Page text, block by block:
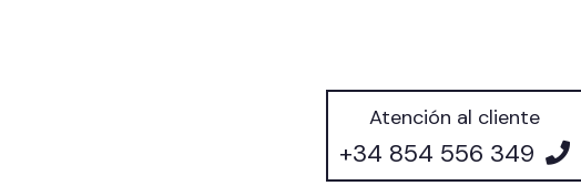
Atención al cliente
+34 854 556 349